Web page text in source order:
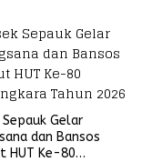
Sepauk Gelar
dan Bansos
HUT Ke-80